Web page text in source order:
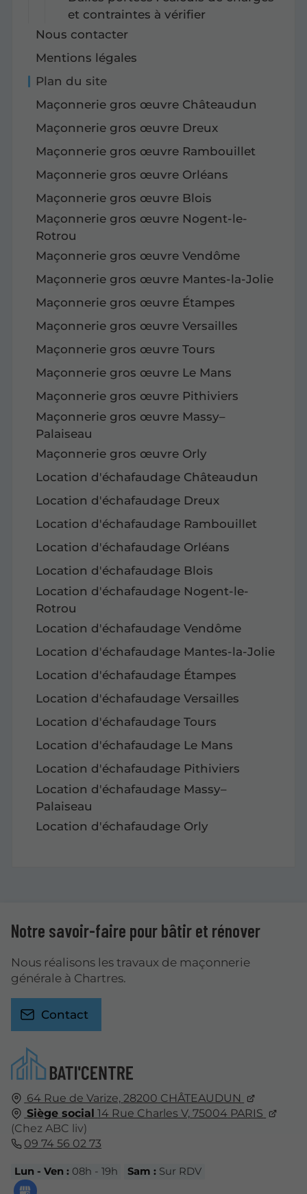
et contraintes à vérifier
Nous contacter
Mentions légales
Plan du site
Maçonnerie gros œuvre Châteaudun
Maçonnerie gros œuvre Dreux
Maçonnerie gros œuvre Rambouillet
Maçonnerie gros œuvre Orléans
Maçonnerie gros œuvre Blois
Maçonnerie gros œuvre Nogent-le-
Rotrou
Maçonnerie gros œuvre Vendôme
Maçonnerie gros œuvre Mantes-la-Jolie
Maçonnerie gros œuvre Étampes
Maçonnerie gros œuvre Versailles
Maçonnerie gros œuvre Tours
Maçonnerie gros œuvre Le Mans
Maçonnerie gros œuvre Pithiviers
Maçonnerie gros œuvre Massy–
Palaiseau
Maçonnerie gros œuvre Orly
Location d'échafaudage Châteaudun
Location d'échafaudage Dreux
Location d'échafaudage Rambouillet
Location d'échafaudage Orléans
Location d'échafaudage Blois
Location d'échafaudage Nogent-le-
Rotrou
Location d'échafaudage Vendôme
Location d'échafaudage Mantes-la-Jolie
Location d'échafaudage Étampes
Location d'échafaudage Versailles
Location d'échafaudage Tours
Location d'échafaudage Le Mans
Location d'échafaudage Pithiviers
Location d'échafaudage Massy–
Palaiseau
Location d'échafaudage Orly
64 Rue de Varize, 28200 CHÂTEAUDUN
Siège social 14 Rue Charles V, 75004 PARIS
(Chez ABC liv)
09 74 56 02 73
Lun - Ven : 08h - 19h Sam : Sur RDV
Notre savoir-faire pour bâtir et rénover
Nous réalisons les travaux de maçonnerie
générale à Chartres.
Contact